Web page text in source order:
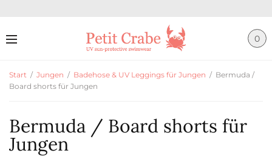
0
Start / Jungen / Badehose & UV Leggings für Jungen / Bermuda /
Board shorts für Jungen
Bermuda / Board shorts für
Jungen